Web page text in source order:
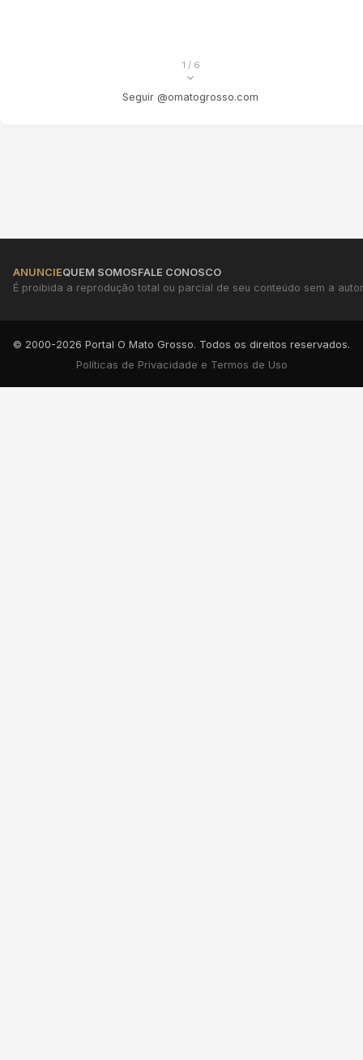
1 / 6
Seguir @omatogrosso.com
ANUNCIEQUEM SOMOSFALE CONOSCO
É proibida a reprodução total ou parcial de seu conteúdo sem a
© 2000-2026 Portal O Mato Grosso. Todos os direitos reservados.
Políticas de Privacidade e Termos de Uso